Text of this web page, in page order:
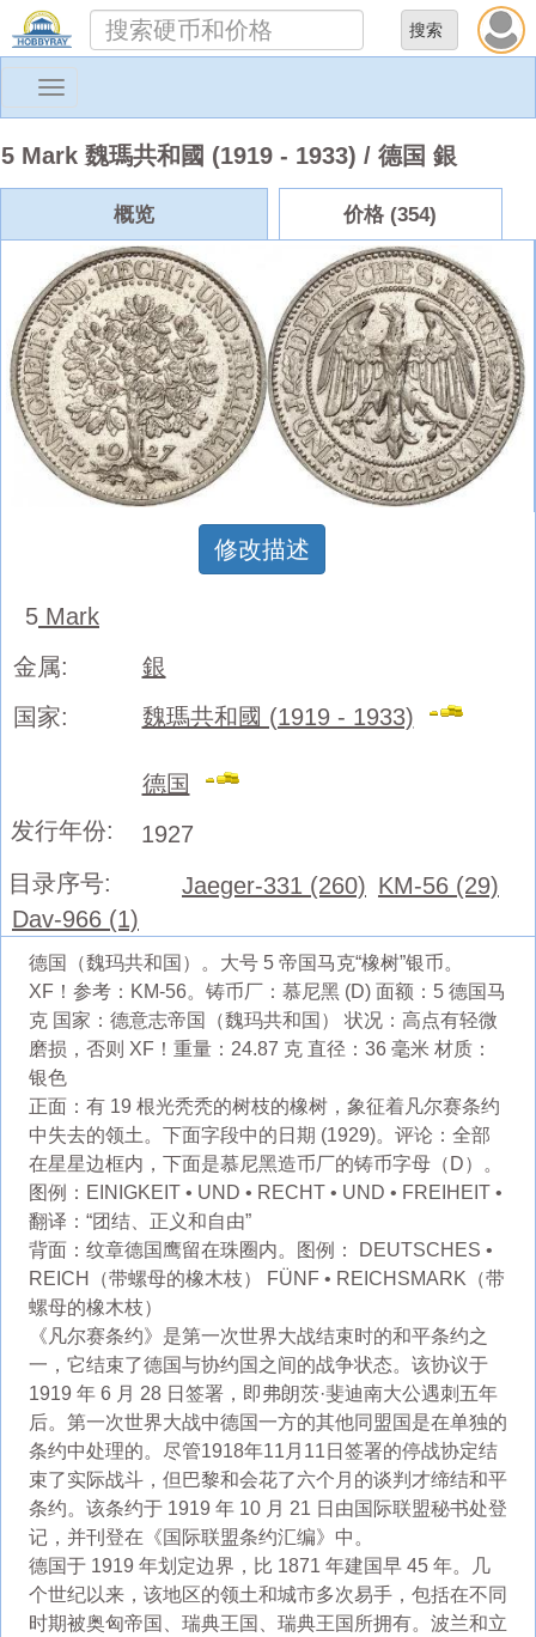
Toggle
5 Mark 魏瑪共和國 (1919 - 1933) / 德国 銀
概览 价格 (354)
修改描述
5 Mark
金属:
銀
国家:
魏瑪共和國 (1919 - 1933)
德国
发行年份:
1927
目录序号:
Jaeger-331 (260) KM-56 (29)
Dav-966 (1)
德国（魏玛共和国）。大号 5 帝国马克“橡树”银币。
XF！参考：KM-56。铸币厂：慕尼黑 (D) 面额：5 德国马
克 国家：德意志帝国（魏玛共和国） 状况：高点有轻微
磨损，否则 XF！重量：24.87 克 直径：36 毫米 材质：
银色
正面：有 19 根光秃秃的树枝的橡树，象征着凡尔赛条约
中失去的领土。下面字段中的日期 (1929)。评论：全部
在星星边框内，下面是慕尼黑造币厂的铸币字母（D）。
图例：EINIGKEIT • UND • RECHT • UND • FREIHEIT •
翻译：“团结、正义和自由”
背面：纹章德国鹰留在珠圈内。图例： DEUTSCHES •
REICH（带螺母的橡木枝） FÜNF • REICHSMARK（带
螺母的橡木枝）
《凡尔赛条约》是第一次世界大战结束时的和平条约之
一，它结束了德国与协约国之间的战争状态。该协议于
1919 年 6 月 28 日签署，即弗朗茨·斐迪南大公遇刺五年
后。第一次世界大战中德国一方的其他同盟国是在单独的
条约中处理的。尽管1918年11月11日签署的停战协定结
束了实际战斗，但巴黎和会花了六个月的谈判才缔结和平
条约。该条约于 1919 年 10 月 21 日由国际联盟秘书处登
记，并刊登在《国际联盟条约汇编》中。
德国于 1919 年划定边界，比 1871 年建国早 45 年。几
个世纪以来，该地区的领土和城市多次易手，包括在不同
时期被奥匈帝国、瑞典王国、瑞典王国所拥有。波兰和立